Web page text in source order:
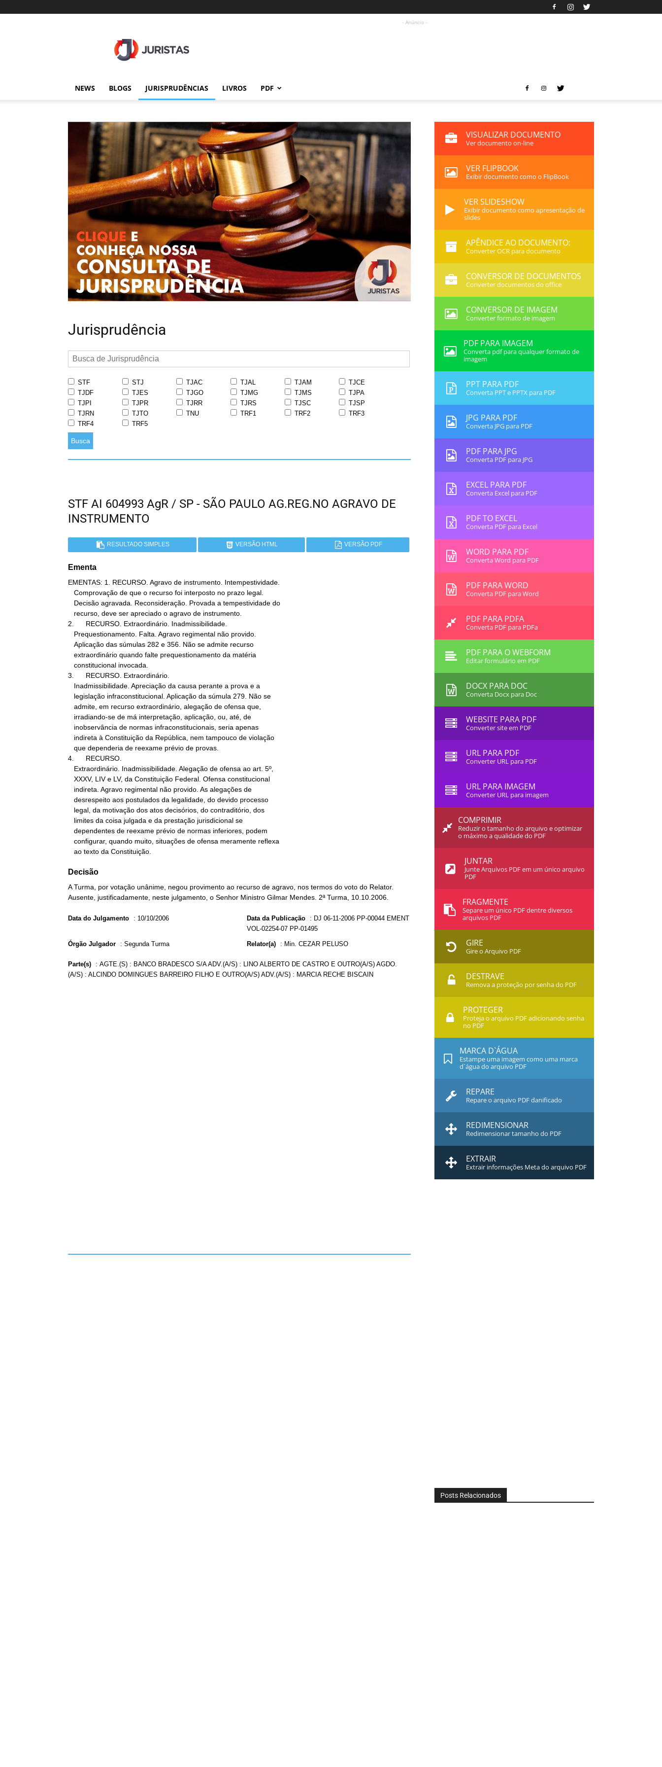
- Anúncio -
NEWS BLOGS JURISPRUDÊNCIAS LIVROS PDF
Jurisprudência
STF STJ TJAC TJAL TJAM
TJCE
TJDF
TJES TJGO TJMG TJMS
TJPA
TJPI
TJPR TJRR TJRS TJSC
TJSP
TJRN
TJTO TNU TRF1 TRF2
TRF3
TRF4
TRF5
Busca
STF AI 604993 AgR / SP - SÃO PAULO AG.REG.NO AGRAVO DE
INSTRUMENTO
RESULTADO SIMPLES VERSÃO HTML VERSÃO PDF
Ementa
EMENTAS: 1. RECURSO. Agravo de instrumento. Intempestividade.
2.      RECURSO. Extraordinário. Inadmissibilidade.
3.      RECURSO. Extraordinário.
4.      RECURSO.
   ao texto da Constituição.
Decisão
A Turma, por votação unânime, negou provimento ao recurso de agravo, nos termos do voto do Relator.
Ausente, justificadamente, neste julgamento, o Senhor Ministro Gilmar Mendes. 2ª Turma, 10.10.2006.
Data do Julgamento : 10/10/2006 Data da Publicação : DJ 06-11-2006 PP-00044 EMENT
VOL-02254-07 PP-01495
Órgão Julgador : Segunda Turma Relator(a) : Min. CEZAR PELUSO
Parte(s) : AGTE.(S) : BANCO BRADESCO S/A ADV.(A/S) : LINO ALBERTO DE CASTRO E OUTRO(A/S) AGDO.
(A/S) : ALCINDO DOMINGUES BARREIRO FILHO E OUTRO(A/S) ADV.(A/S) : MARCIA RECHE BISCAIN
VISUALIZAR DOCUMENTO
Ver documento on-line
VER FLIPBOOK
Exibir documento como o FlipBook
VER SLIDESHOW
Exibir documento como apresentação de
slides
APÊNDICE AO DOCUMENTO:
Converter OCR para documento
CONVERSOR DE DOCUMENTOS
Converter documentos do office
CONVERSOR DE IMAGEM
Converter formato de imagem
PDF PARA IMAGEM
Converta pdf para qualquer formato de
imagem
PPT PARA PDF
Converta PPT e PPTX para PDF
JPG PARA PDF
Converta JPG para PDF
PDF PARA JPG
Converta PDF para JPG
EXCEL PARA PDF
Converta Excel para PDF
PDF TO EXCEL
Converta PDF para Excel
WORD PARA PDF
Converta Word para PDF
PDF PARA WORD
Converta PDF para Word
PDF PARA PDFA
Converta PDF para PDFa
PDF PARA O WEBFORM
Editar formulário em PDF
DOCX PARA DOC
Converta Docx para Doc
WEBSITE PARA PDF
Converter site em PDF
URL PARA PDF
Converter URL para PDF
URL PARA IMAGEM
Converter URL para imagem
COMPRIMIR
Reduzir o tamanho do arquivo e optimizar
o máximo a qualidade do PDF
JUNTAR
Junte Arquivos PDF em um único arquivo
PDF
FRAGMENTE
Separe um único PDF dentre diversos
arquivos PDF
GIRE
Gire o Arquivo PDF
DESTRAVE
Remova a proteção por senha do PDF
PROTEGER
Proteja o arquivo PDF adicionando senha
no PDF
MARCA D`ÁGUA
Estampe uma imagem como uma marca
d`água do arquivo PDF
REPARE
Repare o arquivo PDF danificado
REDIMENSIONAR
Redimensionar tamanho do PDF
EXTRAIR
Extrair informações Meta do arquivo PDF
Posts Relacionados